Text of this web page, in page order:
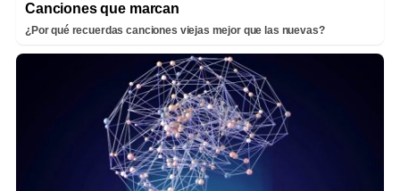
Canciones que marcan
¿Por qué recuerdas canciones viejas mejor que las nuevas?